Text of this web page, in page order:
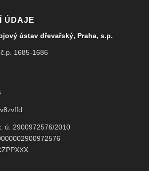
ÚDAJE
ústav dřevařský, Praha, s.p.
č.p. 1685-1686
ú. 2900972576/2010